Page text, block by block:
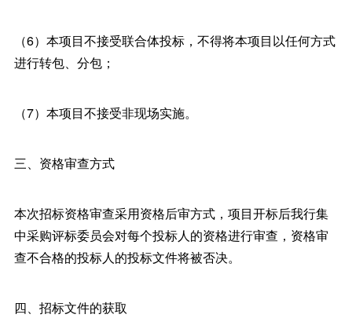
（6）本项目不接受联合体投标，不得将本项目以任何方式
进行转包、分包；
（7）本项目不接受非现场实施。
三、资格审查方式
本次招标资格审查采用资格后审方式，项目开标后我行集
中采购评标委员会对每个投标人的资格进行审查，资格审
查不合格的投标人的投标文件将被否决。
四、招标文件的获取